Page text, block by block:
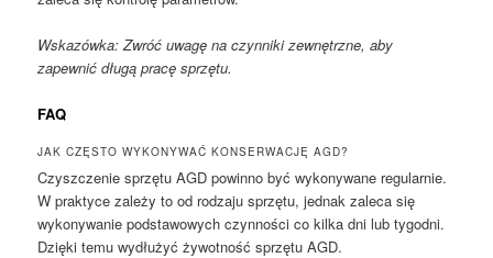
Wskazówka: Zwróć uwagę na czynniki zewnętrzne, aby
zapewnić długą pracę sprzętu.
FAQ
JAK CZĘSTO WYKONYWAĆ KONSERWACJĘ AGD?
Czyszczenie sprzętu AGD powinno być wykonywane regularnie.
W praktyce zależy to od rodzaju sprzętu, jednak zaleca się
wykonywanie podstawowych czynności co kilka dni lub tygodni.
Dzięki temu wydłużyć żywotność sprzętu AGD.